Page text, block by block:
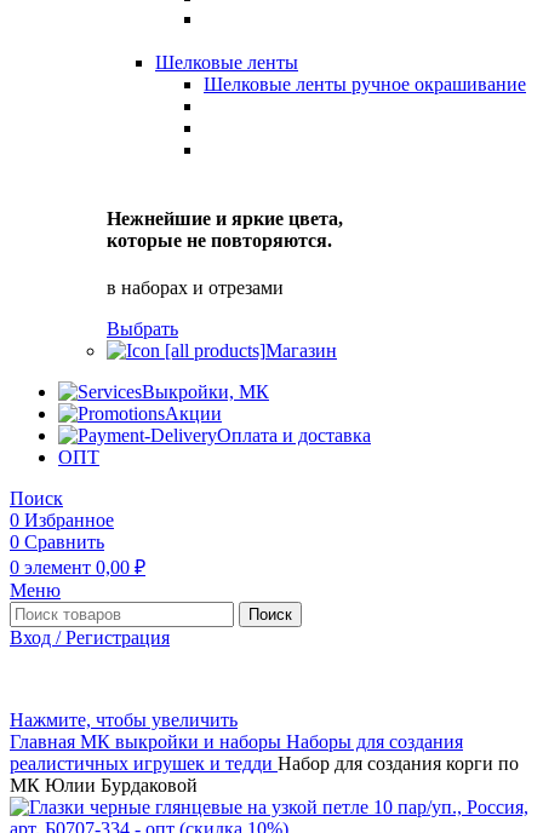
Шелковые ленты
Шелковые ленты ручное окрашивание
Нежнейшие и яркие цвета,
которые не повторяются.
в наборах и отрезами
Выбрать
Магазин
Выкройки, МК
Акции
Оплата и доставка
ОПТ
Поиск
0 Избранное
0 Сравнить
0 элемент 0,00 ₽
Меню
Поиск
Вход / Регистрация
Нажмите, чтобы увеличить
Главная МК выкройки и наборы Наборы для создания
реалистичных игрушек и тедди Набор для создания корги по
МК Юлии Бурдаковой